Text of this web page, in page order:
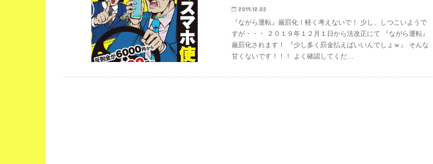
2019.12.02
『ながら運転』厳罰化！軽く考えないで！ 少し、しつこいようで
すが・・・ ２０１９年１２月１日から法改正にて 『ながら運転』
厳罰化されます！ 『少し多く罰金払えばいいんでしょｗ』 そんな
甘くないです！！！ よく確認してくだ…